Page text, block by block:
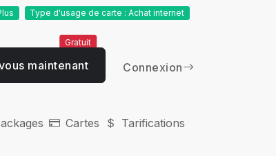
Type d'usage de carte : Achat internet
Gratuit
maintenant Connexion
Cartes Tarifications